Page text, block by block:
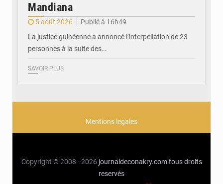
Mandiana
5 août 2026
Publié à 16h49
La justice guinéenne a annoncé l’interpellation de 23
personnes à la suite des…
SAVOIR PLUS
Mentions legales
Copyright © 2008 - 2026 journaldeconakry.com tous droits
reservés